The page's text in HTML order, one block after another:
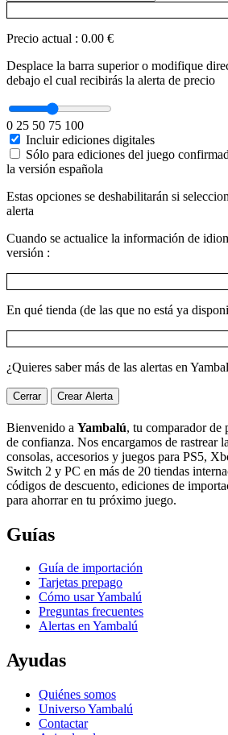
Precio actual : 0.00 €
Desplace la barra superior o modifique
debajo el cual recibirás la alerta de precio
0 25 50 75 100
Incluir ediciones digitales
Sólo para ediciones del juego
la versión española
Estas opciones se deshabilitarán si
alerta
Cuando se actualice la información de
versión :
En qué tienda (de las que no está ya
¿Quieres saber más de las alertas en
Cerrar Crear Alerta
Bienvenido a Yambalú, tu comparador de
de confianza. Nos encargamos de rastrear
consolas, accesorios y juegos para PS5,
Switch 2 y PC en más de 20 tiendas
códigos de descuento, ediciones de
para ahorrar en tu próximo juego.
Guías
Guía de importación
Tarjetas prepago
Cómo usar Yambalú
Preguntas frecuentes
Alertas en Yambalú
Ayudas
Quiénes somos
Universo Yambalú
Contactar